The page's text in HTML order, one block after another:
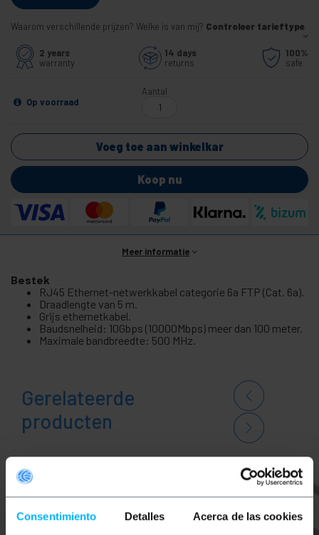
Consentimiento Detalles Acerca de las cookies
Waarom verschillende prijzen? Welke is van mij? Controleer tarieftype
2 years
warranty
14 days
returns
100%
safe
Op voorraad
Aantal
Voeg toe aan winkelkar
Koop nu
Meer informatie
Bestek
RJ45 Ethernet-netwerkkabel categorie 6a FTP (Cat. 6a).
Draadlengte van 5 m.
Grijs ethernetkabel.
Baudsnelheid: 10Gbps (10000Mbps) meer dan 100 meter.
Maximale bandbreedte: 500 MHz.
Gerelateerde
producten